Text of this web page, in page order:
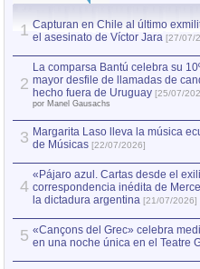
1 Capturan en Chile al último
el asesinato de Víctor Jara [27/07/
2
La comparsa Bantú celebra su
mayor desfile de llamadas de
hecho fuera de Uruguay [25/07/
por Manel Gausachs
3 Margarita Laso lleva la música
de Músicas [22/07/2026]
4
«Pájaro azul. Cartas desde el
correspondencia inédita de
la dictadura argentina [21/07/2026]
5 «Cançons del Grec» celebra
en una noche única en el Teatre